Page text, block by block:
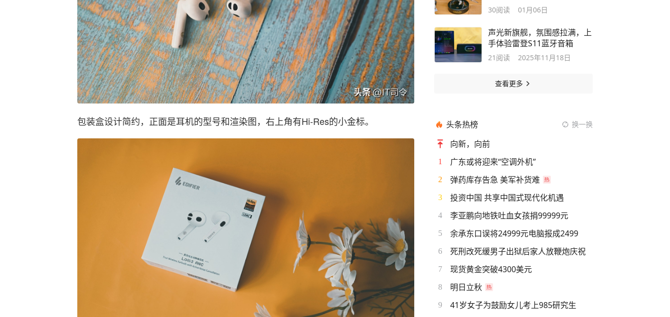
包装盒设计简约，正面是耳机的型号和渲染图，右上角有Hi-Res的小金标。
固态硬盘
30阅读 01月06日
声光新旗舰，氛围感拉满，上
手体验雷登S11蓝牙音箱
21 阅读 2025年11月18日
查看更多
头条热榜 换一换
向新，向前
1 广东或将迎来“空调外机”
2 弹药库存告急 美军补货难
3 投资中国 共享中国式现代化机遇
4 李亚鹏向地铁吐血女孩捐99999元
5 余承东口误将24999元电脑报成2499
6 死刑改死缓男子出狱后家人放鞭炮庆祝
7 现货黄金突破4300美元
8 明日立秋
9 41岁女子为鼓励女儿考上985研究生